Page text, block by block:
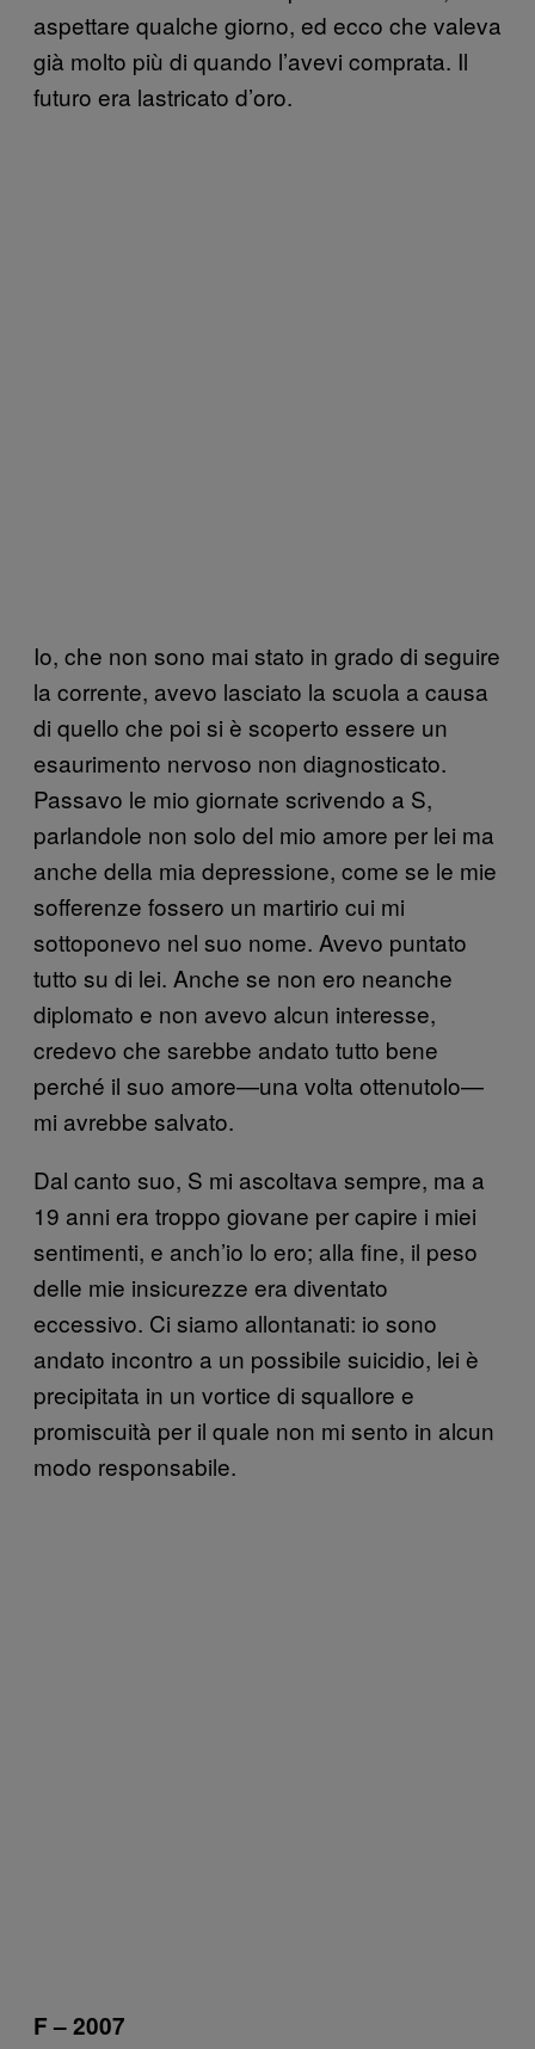
aspettare qualche giorno, ed ecco che valeva
già molto più di quando l’avevi comprata. Il
futuro era lastricato d’oro.
Io, che non sono mai stato in grado di seguire
la corrente, avevo lasciato la scuola a causa
di quello che poi si è scoperto essere un
esaurimento nervoso non diagnosticato.
Passavo le mio giornate scrivendo a S,
parlandole non solo del mio amore per lei ma
anche della mia depressione, come se le mie
sofferenze fossero un martirio cui mi
sottoponevo nel suo nome. Avevo puntato
tutto su di lei. Anche se non ero neanche
diplomato e non avevo alcun interesse,
credevo che sarebbe andato tutto bene
perché il suo amore—una volta ottenutolo—
mi avrebbe salvato.
Dal canto suo, S mi ascoltava sempre, ma a
19 anni era troppo giovane per capire i miei
sentimenti, e anch’io lo ero; alla fine, il peso
delle mie insicurezze era diventato
eccessivo. Ci siamo allontanati: io sono
andato incontro a un possibile suicidio, lei è
precipitata in un vortice di squallore e
promiscuità per il quale non mi sento in alcun
modo responsabile.
F – 2007